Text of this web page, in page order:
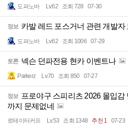
도퍼노바 Lv.62 조회 728 07-30
정보 카발 레드 포스거너 관련 개발자
도퍼노바 Lv.62 조회 1006 07-29
토론 넥슨 던파전용 현카 이벤트나
Parkerz Lv.70 조회 850 07-27
정보 프로야구 스피리츠 2026 몰입감
까지 문제없네
로테이터커프 Lv.53 조회 1348 추천 1 07-23